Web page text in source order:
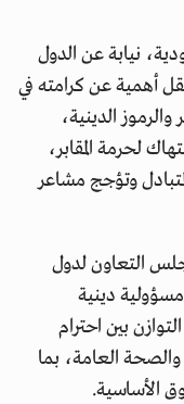
نيابة عن الدول
أهمية عن كرامته في
الدينية،
لحرمة المقابر،
وتؤجج مشاعر
التعاون لدول
مسؤولية دينية
بين احترام
العامة، بما
الأساسية.